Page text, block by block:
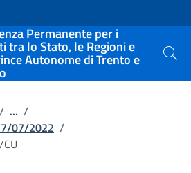
Permanente per i
tra lo Stato, le Regioni e
Autonome di Trento e Cerca
/ ... /
07/2022 /